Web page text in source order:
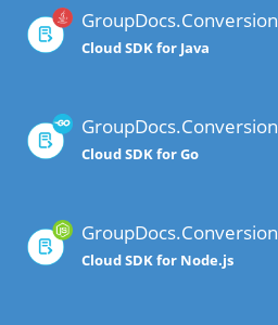
GroupDocs.Conversion
Cloud SDK for Java
GroupDocs.Conversion
Cloud SDK for Go
GroupDocs.Conversion
Cloud SDK for Node.js